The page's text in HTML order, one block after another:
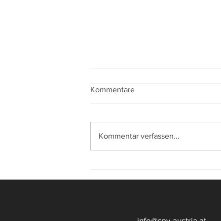
Kommentare
Kommentar verfassen...